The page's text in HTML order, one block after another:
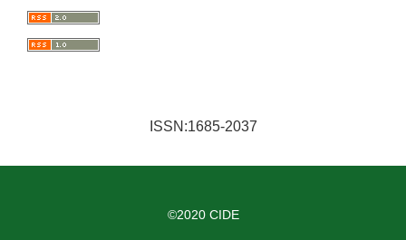
ISSN:1685-2037
©2020 CIDE